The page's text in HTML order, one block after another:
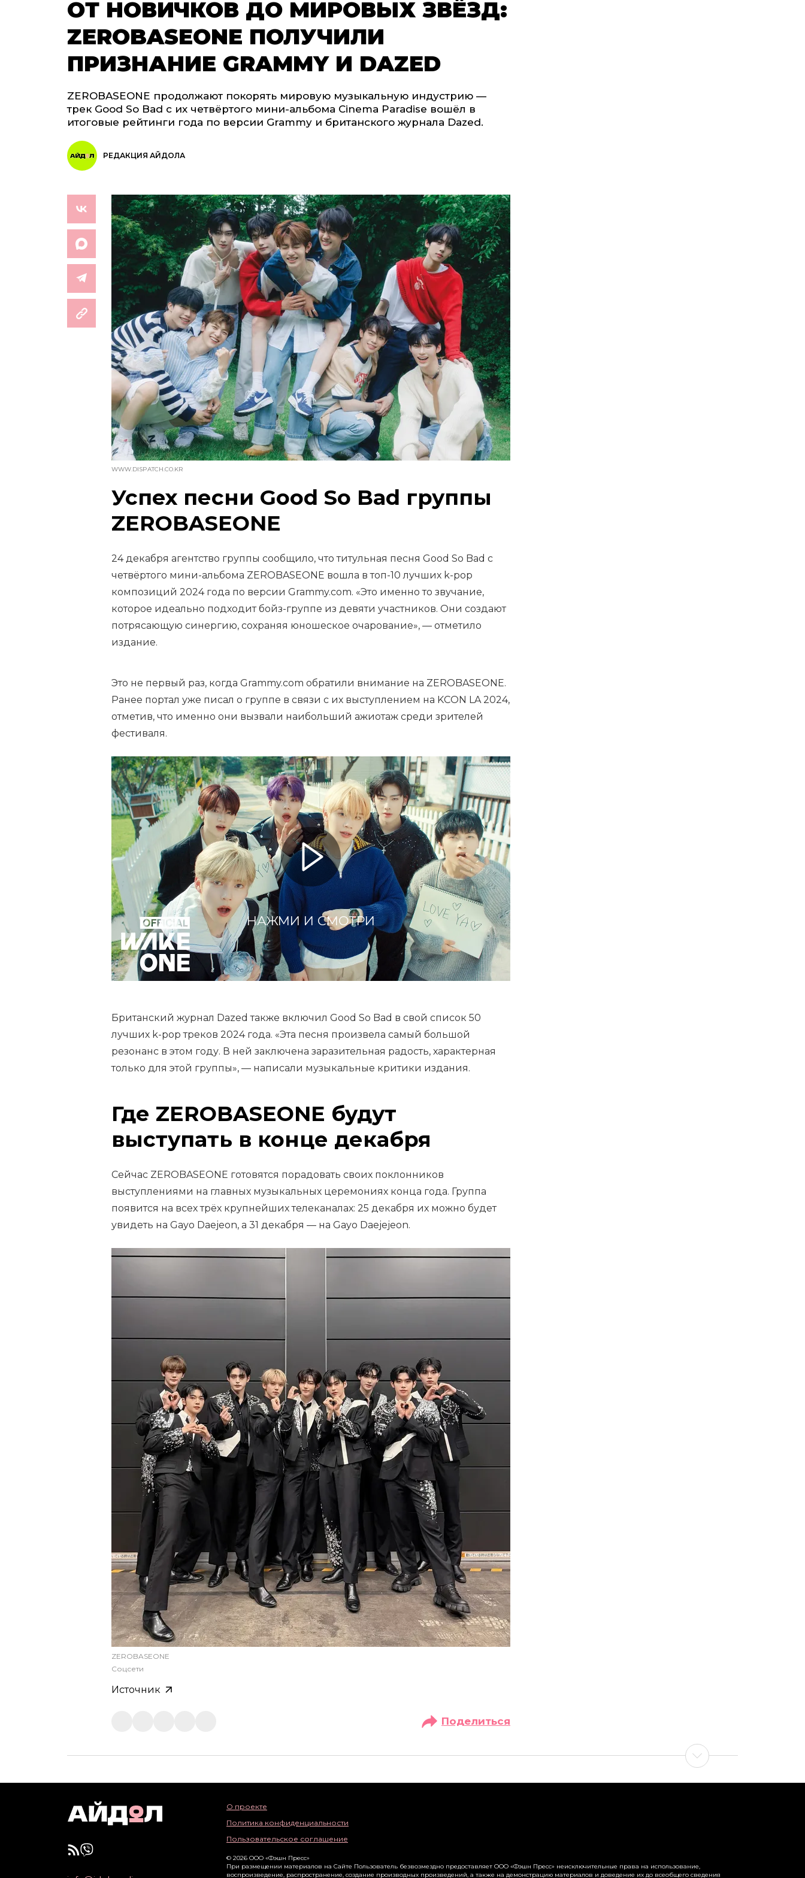
ОТ НОВИЧКОВ ДО МИРОВЫХ ЗВЁЗД:
ZEROBASEONE ПОЛУЧИЛИ
ПРИЗНАНИЕ GRAMMY И DAZED
ZEROBASEONE продолжают покорять мировую музыкальную индустрию —
трек Good So Bad с их четвёртого мини-альбома Cinema Paradise вошёл в
итоговые рейтинги года по версии Grammy и британского журнала Dazed.
РЕДАКЦИЯ АЙДОЛА
WWW.DISPATCH.CO.KR
Успех песни Good So Bad группы
ZEROBASEONE
24 декабря агентство группы сообщило, что титульная песня Good So Bad с
четвёртого мини-альбома ZEROBASEONE вошла в топ-10 лучших k-pop
композиций 2024 года по версии Grammy.com. «Это именно то звучание,
которое идеально подходит бойз-группе из девяти участников. Они создают
потрясающую синергию, сохраняя юношеское очарование», — отметило
издание.
Это не первый раз, когда Grammy.com обратили внимание на ZEROBASEONE.
Ранее портал уже писал о группе в связи с их выступлением на KCON LA 2024,
отметив, что именно они вызвали наибольший ажиотаж среди зрителей
фестиваля.
НАЖМИ И СМОТРИ
Британский журнал Dazed также включил Good So Bad в свой список 50
лучших k-pop треков 2024 года. «Эта песня произвела самый большой
резонанс в этом году. В ней заключена заразительная радость, характерная
только для этой группы», — написали музыкальные критики издания.
Где ZEROBASEONE будут
выступать в конце декабря
Сейчас ZEROBASEONE готовятся порадовать своих поклонников
выступлениями на главных музыкальных церемониях конца года. Группа
появится на всех трёх крупнейших телеканалах: 25 декабря их можно будет
увидеть на Gayo Daejeon, а 31 декабря — на Gayo Daejejeon.
ZEROBASEONE
Соцсети
Источник
Поделиться
О проекте
Политика конфиденциальности
Пользовательское соглашение
© 2026 ООО «Фэшн Пресс»
При размещении материалов на Сайте Пользователь безвозмездно предоставляет ООО «Фэшн Пресс» неисключительные права на использование,
воспроизведение, распространение, создание производных произведений, а также на демонстрацию материалов и доведение их до всеобщего сведения